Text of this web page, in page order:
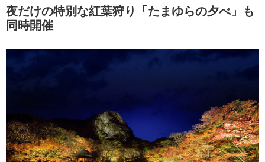
夜だけの特別な紅葉狩り「たまゆらの夕べ」も
同時開催